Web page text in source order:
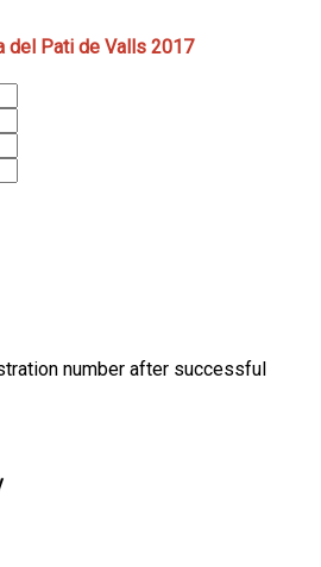
del Pati de Valls 2017
number after successful